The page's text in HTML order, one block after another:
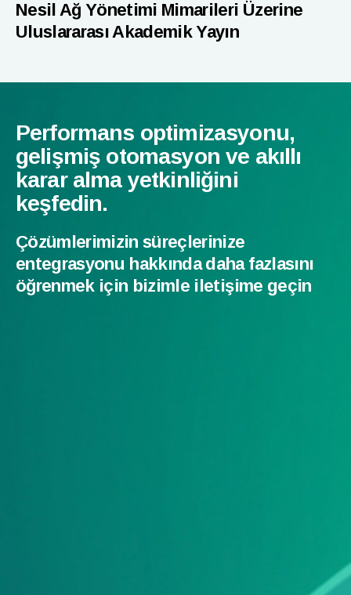
Nesil Ağ Yönetimi Mimarileri Üzerine
Uluslararası Akademik Yayın
Performans optimizasyonu,
gelişmiş otomasyon ve akıllı
karar alma yetkinliğini
keşfedin.
Çözümlerimizin süreçlerinize
entegrasyonu hakkında daha fazlasını
öğrenmek için bizimle iletişime geçin